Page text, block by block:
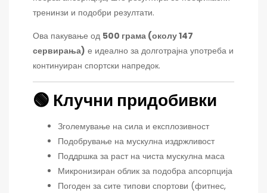
тренинзи и подобри резултати.
Ова пакување од 500 грама (околу 147
сервирања) е идеално за долготрајна употреба и
континуиран спортски напредок.
🟢 Клучни придобивки
Зголемување на сила и експлозивност
Подобрување на мускулна издржливост
Поддршка за раст на чиста мускулна маса
Микронизиран облик за подобра апсорпција
Погоден за сите типови спортови (фитнес,